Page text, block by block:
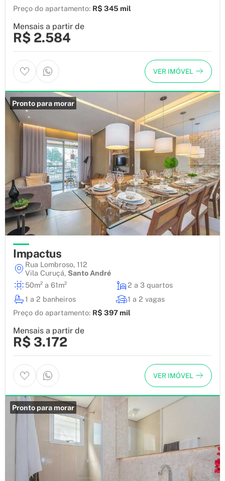
Preço do apartamento: R$ 345 mil
Mensais a partir de
R$ 2.584
VER IMÓVEL
Pronto para morar
Impactus
Rua Lombroso, 112
Vila Curuçá, Santo André
50m² a 61m²
2 a 3 quartos
1 a 2 banheiros
1 a 2 vagas
Preço do apartamento: R$ 397 mil
Mensais a partir de
R$ 3.172
VER IMÓVEL
Pronto para morar